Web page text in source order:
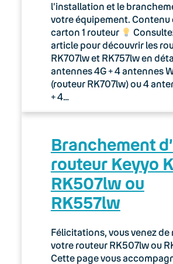
l’installation et le
votre équipement. Contenu
carton 1 routeur
article pour découvrir les
RK707lw et RK757lw en
antennes 4G + 4 antennes
(routeur RK707lw) ou 4
+ 4…
Branchement
routeur Keyyo
RK507lw ou
RK557lw
Félicitations, vous venez de
votre routeur RK507lw ou
Cette page vous